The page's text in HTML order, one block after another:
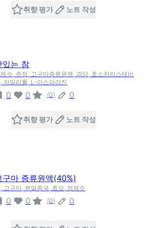
취향 평가 노트 작성
있는 참
수, 주정, 고구마증류원액, 과당, 효소처리스테비
자일리톨, L-아스파라진
0 0 (0) 0
취향 평가 노트 작성
구마 증류원액(40%)
고구마, 분말종국, 효모, 정제수
0 0 (0) 0